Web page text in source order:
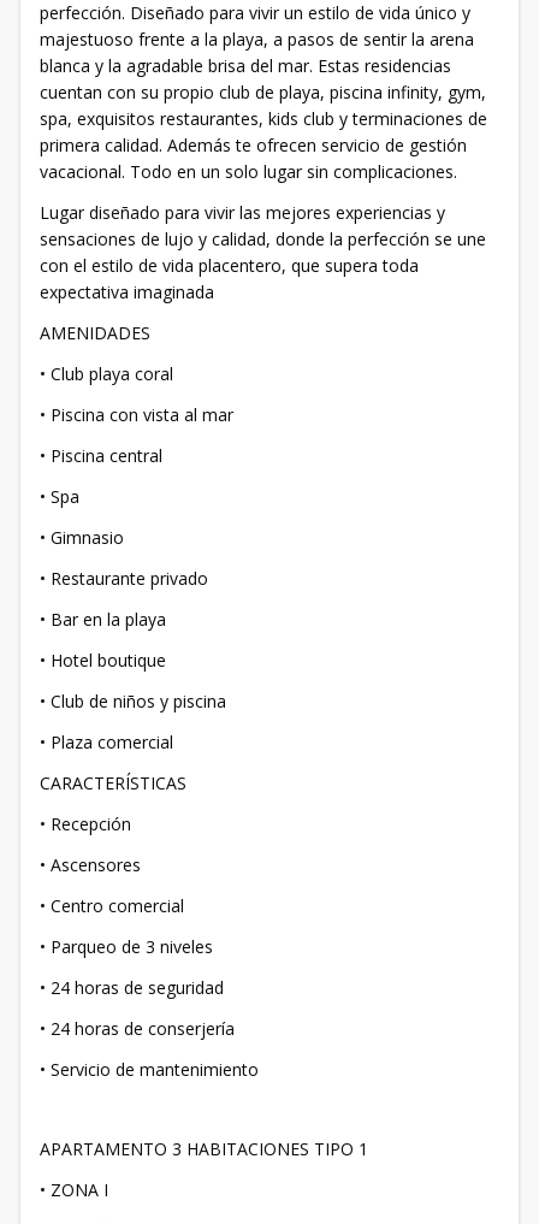
perfección. Diseñado para vivir un estilo de vida único y
majestuoso frente a la playa, a pasos de sentir la arena
blanca y la agradable brisa del mar. Estas residencias
cuentan con su propio club de playa, piscina infinity, gym,
spa, exquisitos restaurantes, kids club y terminaciones de
primera calidad. Además te ofrecen servicio de gestión
vacacional. Todo en un solo lugar sin complicaciones.
Lugar diseñado para vivir las mejores experiencias y
sensaciones de lujo y calidad, donde la perfección se une
con el estilo de vida placentero, que supera toda
expectativa imaginada
AMENIDADES
• Club playa coral
• Piscina con vista al mar
• Piscina central
• Spa
• Gimnasio
• Restaurante privado
• Bar en la playa
• Hotel boutique
• Club de niños y piscina
• Plaza comercial
CARACTERÍSTICAS
• Recepción
• Ascensores
• Centro comercial
• Parqueo de 3 niveles
• 24 horas de seguridad
• 24 horas de conserjería
• Servicio de mantenimiento
APARTAMENTO 3 HABITACIONES TIPO 1
• ZONA I